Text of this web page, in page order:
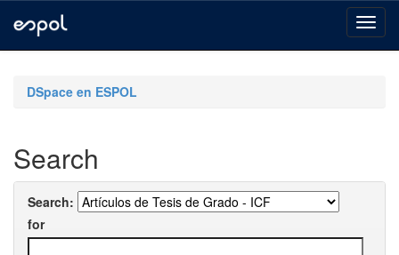
navigationDSpace en ESPOL
Search
Search:
for